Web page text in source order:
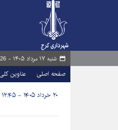
شنبه ۱۷ مرداد ۱۴۰۵ -
صفحه اصلی عناوین کلی
۲۰ خرداد ۱۴۰۵ - ۱۲:۴۵